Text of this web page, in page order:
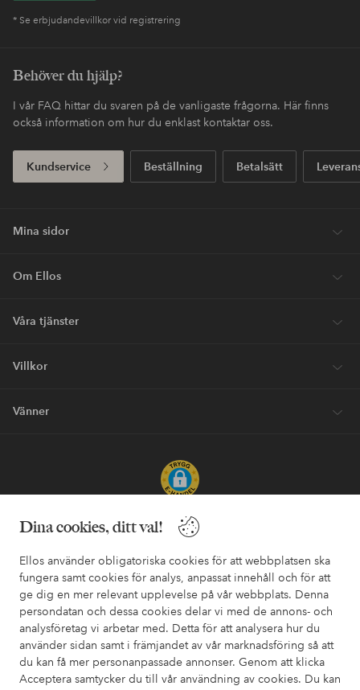
Dina cookies, ditt val!
Ellos använder obligatoriska cookies för att webbplatsen ska
fungera samt cookies för analys, anpassat innehåll och för att
ge dig en mer relevant upplevelse på vår webbplats. Denna
persondatan och dessa cookies delar vi med de annons- och
analysföretag vi arbetar med. Detta för att analysera hur du
använder sidan samt i främjandet av vår marknadsföring så att
du kan få mer personanpassade annonser. Genom att klicka
Acceptera samtycker du till vår användning av cookies. Du kan
* Se erbjudandevillkor vid registrering
Behöver du hjälp?
I vår FAQ hittar du svaren på de vanligaste frågorna. Här finns
också information om hur du enklast kontaktar oss.
Kundservice Beställning Betalsätt
Mina sidor
Om Ellos
Våra tjänster
Villkor
Vänner
Säkra betalningar - Betala direkt eller dela upp
våra betalalternativ
elpy elpy
Sverige - Välj land